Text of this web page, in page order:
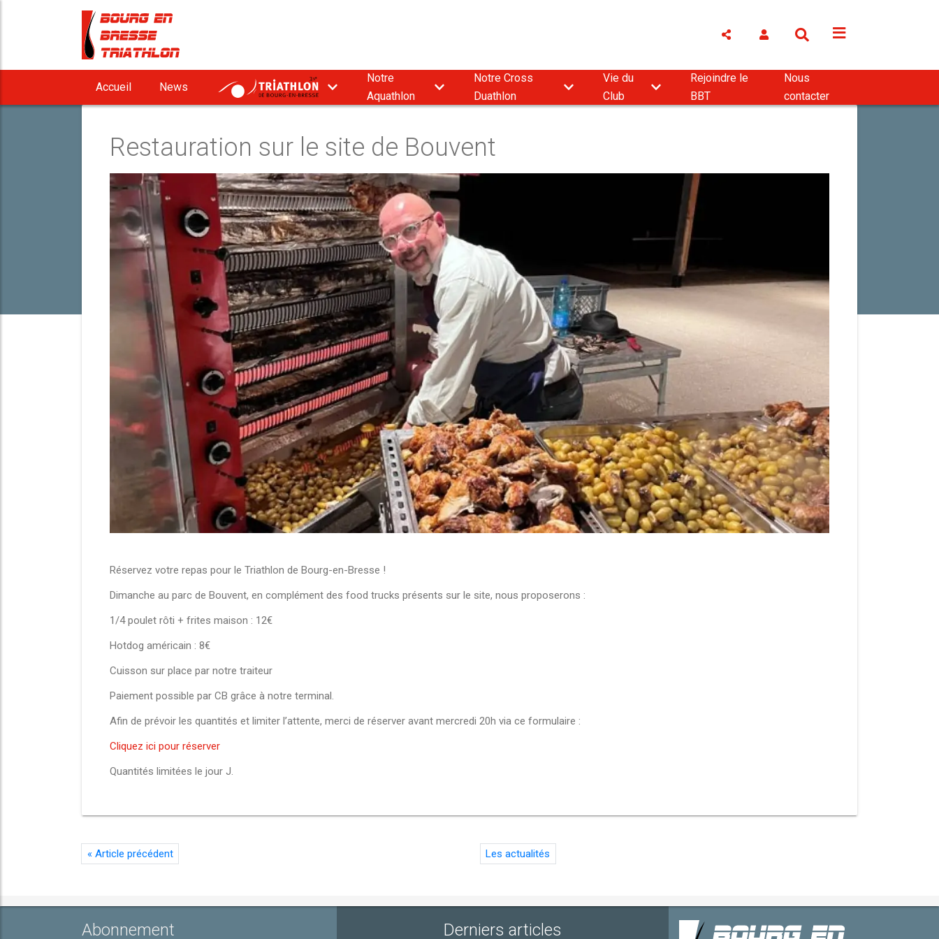
Accueil News
9
3
Notre
Aquathlon
Notre Cross
Duathlon
Vie du
Club
Rejoindre le
BBT
Nous
contacter
Restauration sur le site de Bouvent
Réservez votre repas pour le Triathlon de Bourg-en-Bresse !
Dimanche au parc de Bouvent, en complément des food trucks présents sur le site, nous proposerons :
1/4 poulet rôti + frites maison : 12€
Hotdog américain : 8€
Cuisson sur place par notre traiteur
Paiement possible par CB grâce à notre terminal.
Afin de prévoir les quantités et limiter l’attente, merci de réserver avant mercredi 20h via ce formulaire :
Cliquez ici pour réserver
Quantités limitées le jour J.
«Article précédent Les actualités
Abonnement Derniers articles